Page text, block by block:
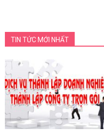
TIN TỨC MỚI NHẤT